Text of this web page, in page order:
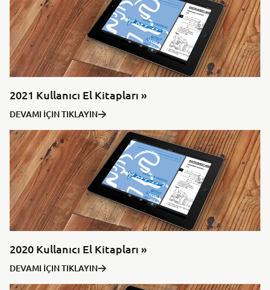
2021 Kullanıcı El Kitapları »
DEVAMI İÇIN TIKLAYIN
2020 Kullanıcı El Kitapları »
DEVAMI İÇIN TIKLAYIN